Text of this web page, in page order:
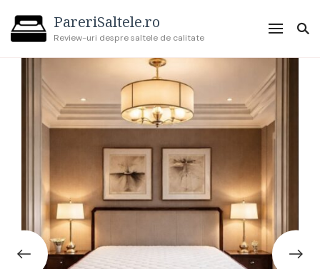
PareriSaltele.ro
Review-uri despre saltele de calitate